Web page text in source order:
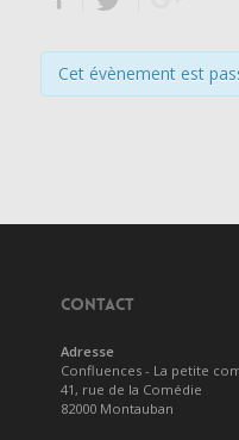
Cet évènement est
CONTACT
Adresse
Confluences - La petite
41, rue de la Comédie
82000 Montauban